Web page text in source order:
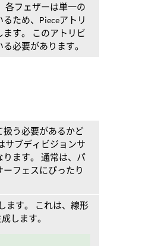
各フェザーは単一の
ため、Pieceアトリ
す。 このアトリビ
必要があります。
う必要があるかど
サブディビジョンサ
ます。 通常は、パ
フェスにぴったり
ます。 これは、線形
します。